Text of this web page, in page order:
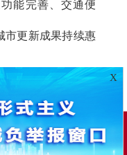
能完善、交通便
市更新成果持续惠
临夏回族自治州人民政
X